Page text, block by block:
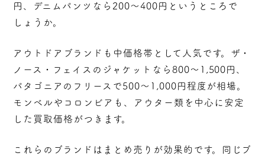
円、デニムパンツなら200～400円というところで
しょうか。
アウトドアブランドも中価格帯として人気です。ザ・
ノース・フェイスのジャケットなら800～1,500円、
パタゴニアのフリースで500～1,000円程度が相場。
モンベルやコロンビアも、アウター類を中心に安定
した買取価格がつきます。
これらのブランドは まとめ売りが効果的 です。同じブ